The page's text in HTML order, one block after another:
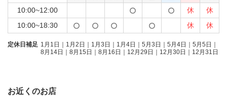
10:00~12:00
休
休
10:00~18:30
休 休
定休日補足 1月1日｜1月2日｜1月3日｜1月4日｜5月3日｜5月4日｜5月5日｜
8月14日｜8月15日｜8月16日｜12月29日｜12月30日｜12月31日
お近くのお店